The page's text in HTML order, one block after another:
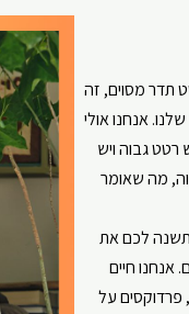
תדר מסוים, זה
אנחנו אולי
גבוה ויש
מה שאומר
לכם את
אנחנו חיים
פרדוקסים על